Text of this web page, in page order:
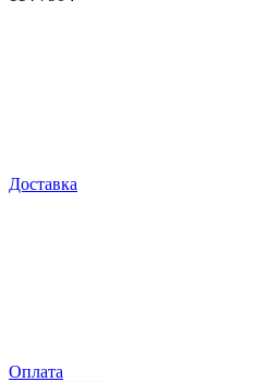
Доставка
Оплата